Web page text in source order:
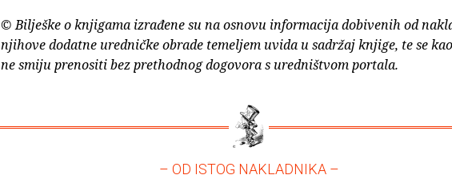
© Bilješke o knjigama izrađene su na osnovu informacija dobivenih od
njihove dodatne uredničke obrade temeljem uvida u sadržaj knjige, te se
ne smiju prenositi bez prethodnog dogovora s uredništvom portala.
– OD ISTOG NAKLADNIKA –